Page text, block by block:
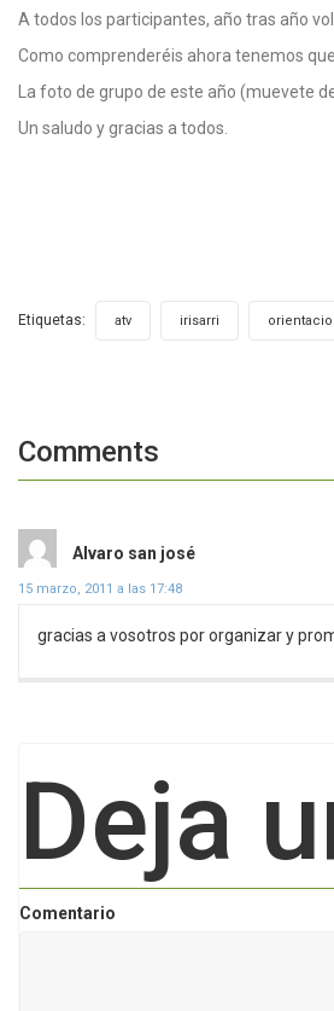
A todos los participantes, año tras año
Como comprenderéis ahora tenemos
La foto de grupo de este año (muevete
Un saludo y gracias a todos.
Etiquetas: atv irisarri
Comments
Alvaro san josé
15 marzo, 2011 a las 17:48
gracias a vosotros por organizar y
Deja
Comentario